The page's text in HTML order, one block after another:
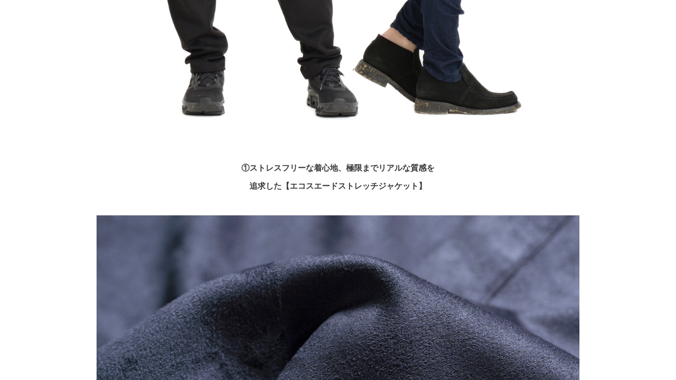
①ストレスフリーな着心地、極限までリアルな質感を
追求した【エコスエードストレッチジャケット】